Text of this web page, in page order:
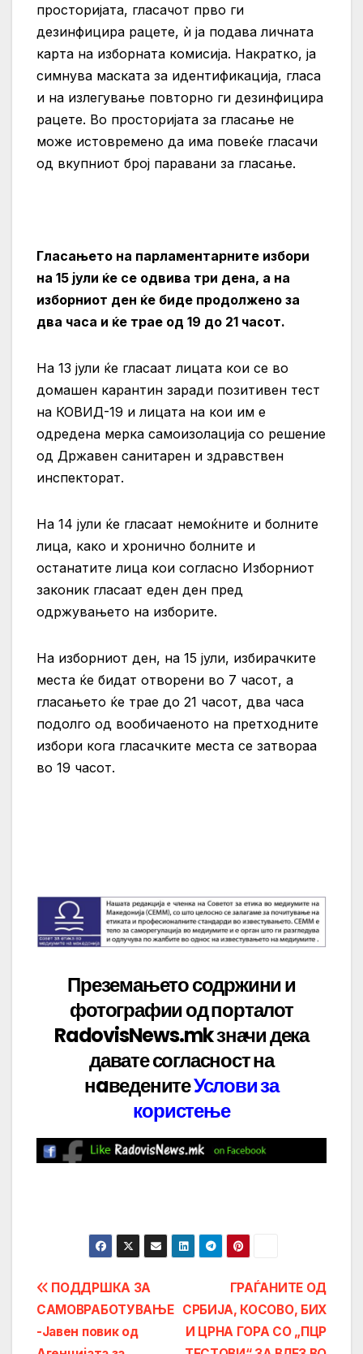
просторијата, гласачот прво ги
дезинфицира рацете, ѝ ја подава личната
карта на изборната комисија. Накратко, ја
симнува маската за идентификација, гласа
и на излегување повторно ги дезинфицира
рацете. Во просторијата за гласање не
може истовремено да има повеќе гласачи
од вкупниот број паравани за гласање.
Гласањето на парламентарните избори
на 15 јули ќе се одвива три дена, а на
изборниот ден ќе биде продолжено за
два часа и ќе трае од 19 до 21 часот.
На 13 јули ќе гласаат лицата кои се во
домашен карантин заради позитивен тест
на КОВИД-19 и лицата на кои им е
одредена мерка самоизолација со решение
од Државен санитарен и здравствен
инспекторат.
На 14 јули ќе гласаат немоќните и болните
лица, како и хронично болните и
останатите лица кои согласно Изборниот
законик гласаат еден ден пред
одржувањето на изборите.
На изборниот ден, на 15 јули, избирачките
места ќе бидат отворени во 7 часот, а
гласањето ќе трае до 21 часот, два часа
подолго од вообичаеното на претходните
избори кога гласачките места се затвораа
во 19 часот.
Преземањето содржини и
фотографии од порталот
RadovisNews.mk значи дека
даватесогласност на
нaведенитеУслови за
користење
Post
navigation
ГРАЃАНИТЕ ОД
СРБИЈА, КОСОВО, БИХ
И ЦРНА ГОРА СО „ПЦР
ПОДДРШКА ЗА
САМОВРАБОТУВАЊЕ
-Јавен повик од